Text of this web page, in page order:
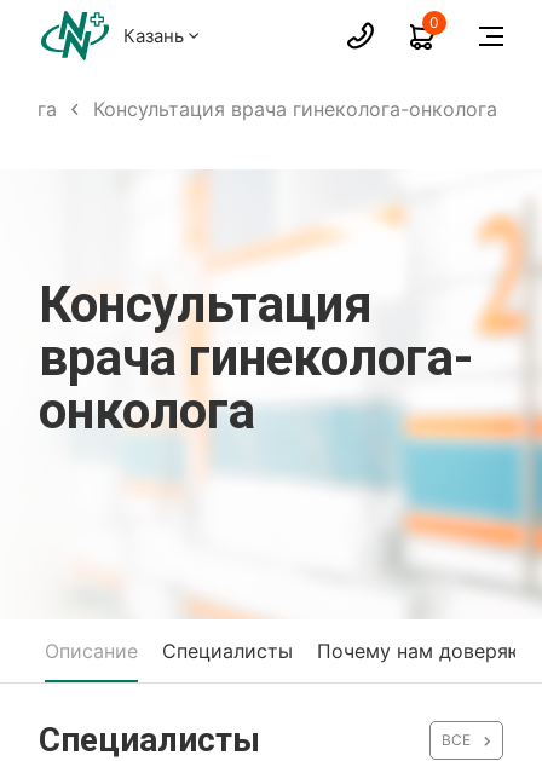
Казань
0
Консультация врача гинеколога-онколога
Консультация
врача гинеколога-
онколога
Описание Специалисты Почему нам доверяют
Специалисты ВСЕ